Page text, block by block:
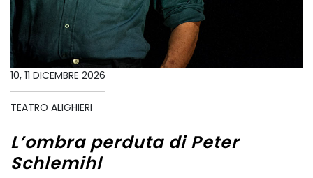
10, 11 DICEMBRE 2026
TEATRO ALIGHIERI
L’ombra perduta di Peter
Schlemihl